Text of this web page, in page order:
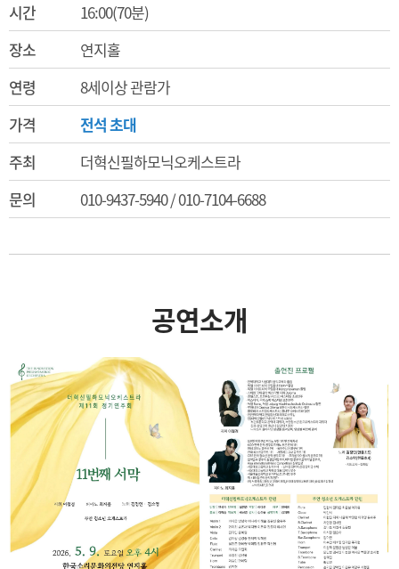
시간
16:00(70분)
장소
연지홀
연령
8세이상 관람가
가격
전석 초대
주최
더혁신필하모닉오케스트라
문의
010-9437-5940 / 010-7104-6688
공연소개